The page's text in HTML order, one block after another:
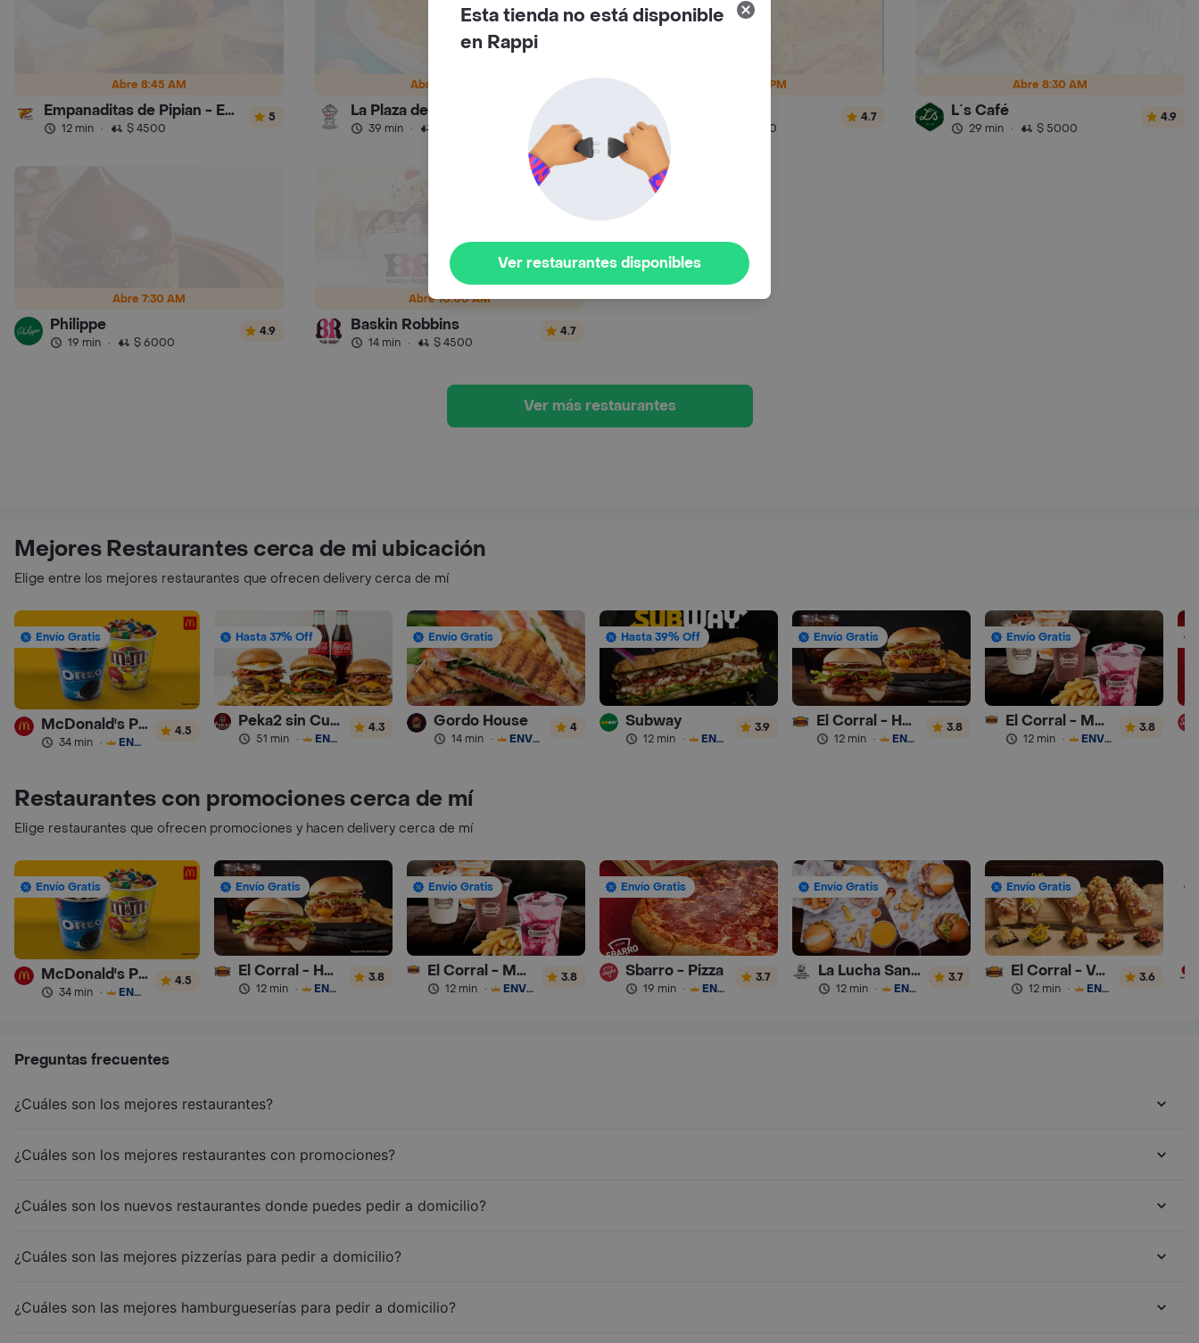
Abre 8:45 AM
Empanaditas de Pipian - Empanadas
12 min · $ 4500
5
Abre 11:00 AM
La Plaza de Andrés
39 min ·
Abre 12:15 PM
Vitto
$ 6500
4.7
Abre 8:30 AM
L´s Café
29 min · $ 5000
4.9
Abre 7:30 AM
Philippe
19 min · $ 6000
4.9
Abre 10:00 AM
Baskin Robbins
14 min · $ 4500
4.7
Ver más restaurantes
Mejores Restaurantes cerca de mi ubicación
Elige entre los mejores restaurantes que ofrecen delivery cerca de mí
Envío Gratis
McDonald's Postres
34 min · ENVÍO GRATIS
4.5
Hasta 37% Off
Peka2 sin Culpa Lourdes
51 min · ENVÍO GRATIS
4.3
Envío Gratis
Gordo House
14 min · ENVÍO GRATIS
4
Hasta 39% Off
Subway
12 min · ENVÍO GRATIS
3.9
Envío Gratis
El Corral - Hamburguesa
12 min · ENVÍO GRATIS
3.8
Envío Gratis
El Corral - Malteadas y Helados
12 min · ENVÍO GRATIS
3.8
Restaurantes con promociones cerca de mí
Elige restaurantes que ofrecen promociones y hacen delivery cerca de mí
Envío Gratis
McDonald's Postres
34 min · ENVÍO GRATIS
4.5
Envío Gratis
El Corral - Hamburguesa
12 min · ENVÍO GRATIS
3.8
Envío Gratis
El Corral - Malteadas y Helados
12 min · ENVÍO GRATIS
3.8
Envío Gratis
Sbarro - Pizza
19 min · ENVÍO GRATIS
3.7
Envío Gratis
La Lucha Sanguchería
12 min · ENVÍO GRATIS
3.7
Envío Gratis
El Corral - Vaqueros
12 min · ENVÍO GRATIS
3.6
Preguntas frecuentes
¿Cuáles son los mejores restaurantes?
¿Cuáles son los mejores restaurantes con promociones?
¿Cuáles son los nuevos restaurantes donde puedes pedir a domicilio?
¿Cuáles son las mejores pizzerías para pedir a domicilio?
¿Cuáles son las mejores hamburgueserías para pedir a domicilio?
Esta tienda no está disponible
en Rappi
Ver restaurantes disponibles